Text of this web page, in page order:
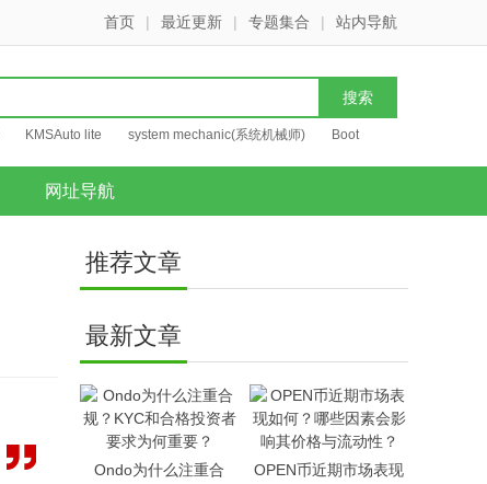
首页 | 最近更新 | 专题集合 | 站内导航
KMSAuto lite system mechanic(系统机械师) Boot
网址导航
推荐文章
最新文章
Ondo为什么注重合
OPEN币近期市场表现